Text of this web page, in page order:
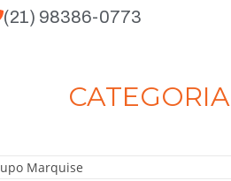
(21) 98386-0773
CATEGORIA
Marquise